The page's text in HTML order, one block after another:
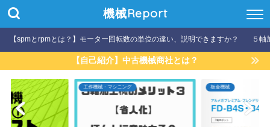
機械Report
【spmとrpmとは？】モーター回転数の単位の違い、説明できますか？ ５軸
【自己紹介】中古機械商社とは？
工作機械・マシニング 板金機械